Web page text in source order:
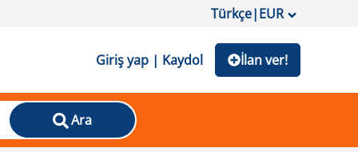
Türkçe|EUR
Giriş yap | Kaydol İlan ver!
Ara